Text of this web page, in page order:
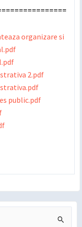
organizare si
2.pdf
public.pdf